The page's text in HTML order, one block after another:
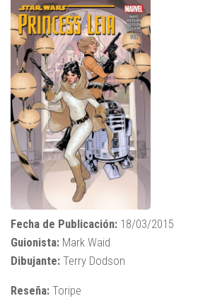
Fecha de Publicación: 18/03/2015
Guionista: Mark Waid
Dibujante: Terry Dodson
Reseña: Toripe